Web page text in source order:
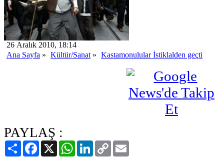
26 Aralık 2010, 18:14
Ana Sayfa » Kültür/Sanat » Kastamonulular İstiklalden geçti
PAYLAŞ :
PaylaşFacebook
X WhatsAppLinkedIn
Copy
Link